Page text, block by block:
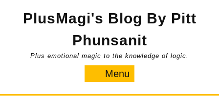
PlusMagi's Blog By Pitt
Phunsanit
Plus emotional magic to the knowledge of logic.
Menu